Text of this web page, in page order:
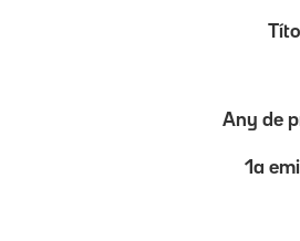
Any de
1a